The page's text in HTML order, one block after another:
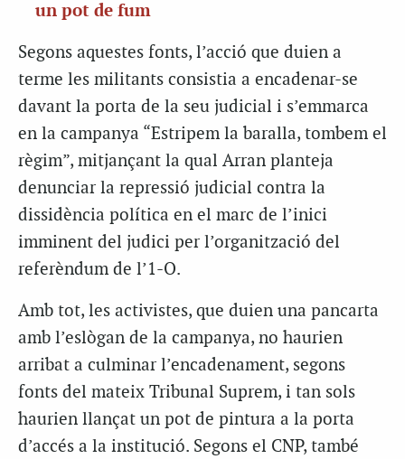
un pot de fum
Segons aquestes fonts, l’acció que duien a
terme les militants consistia a encadenar-se
davant la porta de la seu judicial i s’emmarca
en la campanya “Estripem la baralla, tombem el
règim”, mitjançant la qual Arran planteja
denunciar la repressió judicial contra la
dissidència política en el marc de l’inici
imminent del judici per l’organització del
referèndum de l’1-O.
Amb tot, les activistes, que duien una pancarta
amb l’eslògan de la campanya, no haurien
arribat a culminar l’encadenament, segons
fonts del mateix Tribunal Suprem, i tan sols
haurien llançat un pot de pintura a la porta
d’accés a la institució. Segons el CNP, també